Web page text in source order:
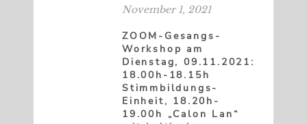
November 1, 2021
ZOOM-Gesangs-
Workshop am
Dienstag, 09.11.2021:
18.00h-18.15h
Stimmbildungs-
Einheit, 18.20h-
19.00h „Calon Lan“